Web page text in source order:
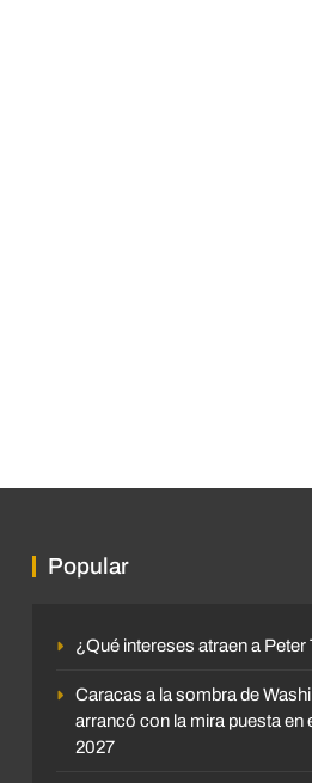
Popular
¿Qué intereses atraen a Peter
Caracas a la sombra de
arrancó con la mira puesta en
2027